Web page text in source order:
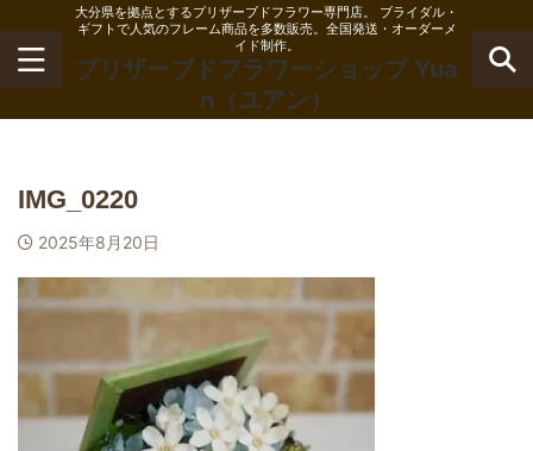
大分県を拠点とするプリザーブドフラワー専門店。 ブライダル・
ギフトで人気のフレーム商品を多数販売。全国発送・オーダーメ
イド制作。
プリザーブドフラワーショップ Yua
n（ユアン）
IMG_0220
2025年8月20日